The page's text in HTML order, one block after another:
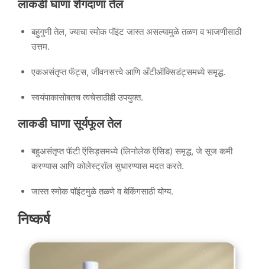
लाकडी घाणा शेंगदाणा तेल
बहुगुणी तेल, ज्याचा स्मोक पॉइंट जास्त असल्यामुळे तळण व भाजणीसाठी
उत्तम.
एकअसंतृप्त फॅट्स, जीवनसत्त्वे आणि अँटीऑक्सिडंट्समध्ये समृद्ध.
स्वयंपाकासोबतच त्वचेसाठीही उपयुक्त.
लाकडी घाणा सूर्यफूल तेल
बहुअसंतृप्त फॅटी ऍसिड्समध्ये (लिनोलेक ऍसिड) समृद्ध, जे सूज कमी
करण्यास आणि कोलेस्ट्रॉल सुधारण्यास मदत करते.
जास्त स्मोक पॉइंटमुळे तळणे व बेकिंगसाठी योग्य.
निष्कर्ष